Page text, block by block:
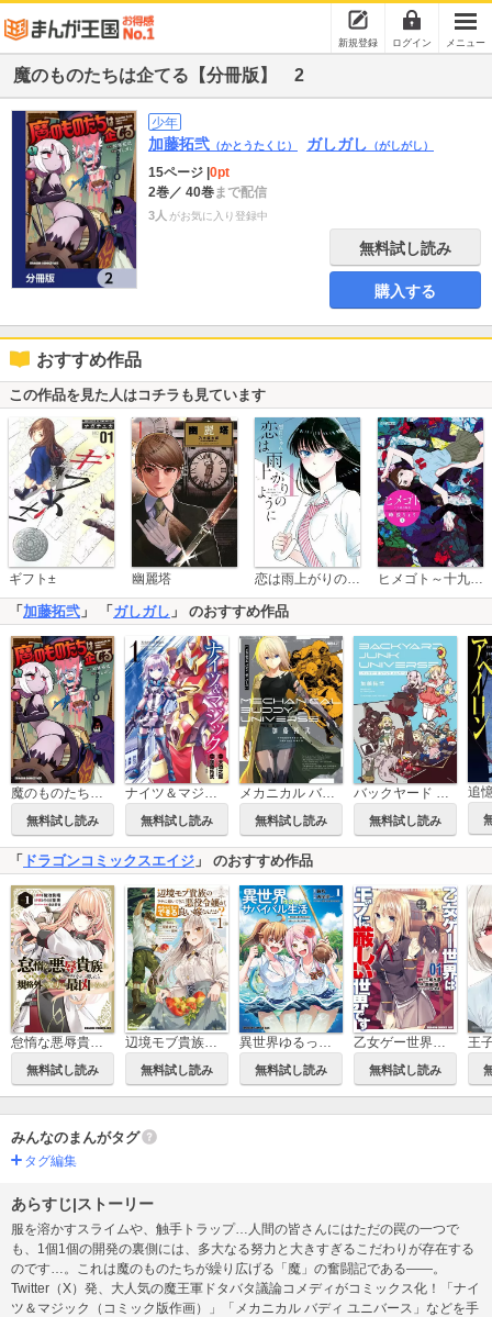
新規登録 ログイン メニュー
魔のものたちは企てる【分冊版】 2
少年
加藤拓弐 （かとうたくじ） ガしガし （がしがし）
15ページ 0pt
2巻／ 40巻まで配信
3人 がお気に入り登録中
無料試し読み
購入する
おすすめ作品
この作品を見た人はコチラも見ています
ギフト± 幽麗塔 恋は雨上がりのように ヒメゴト～十九歳の制服～
「 加藤拓弐 」 「 ガしガし 」 のおすすめ作品
魔のものたちは企てる
無料試し読み
ナイツ＆マジック
無料試し読み
メカニカル バディ ユニバース
無料試し読み
バックヤード ジャンク ユニバース
無料試し読み
「 ドラゴンコミックスエイジ 」 のおすすめ作品
無料試し読み 無料試し読み 無料試し読み 無料試し読み
王
みんなのまんがタグ
タグ編集
あらすじ|ストーリー
服を溶かすスライムや、触手トラップ…人間の皆さんにはただの罠の一つで
も、1個1個の開発の裏側には、多大なる努力と大きすぎるこだわりが存在する
のです…。これは魔のものたちが繰り広げる「魔」の奮闘記である――。
Twitter（X）発、大人気の魔王軍ドタバタ議論コメディがコミックス化！「ナイ
ツ＆マジック（コミック版作画）」「メカニカル バディ ユニバース」などを手